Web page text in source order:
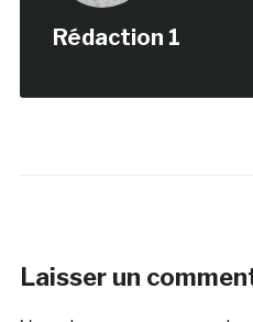
Rédaction 1
Laisser un